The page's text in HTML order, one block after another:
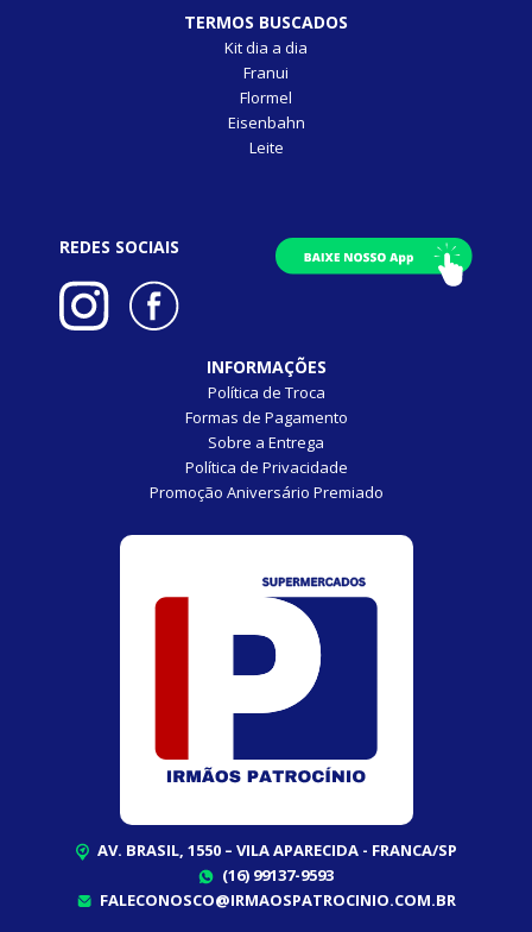
TERMOS BUSCADOS
Kit dia a dia
Franui
Flormel
Eisenbahn
Leite
REDES SOCIAIS
INFORMAÇÕES
Política de Troca
Formas de Pagamento
Sobre a Entrega
Política de Privacidade
Promoção Aniversário Premiado
AV. BRASIL, 1550 – VILA APARECIDA - FRANCA/SP
(16) 99137-9593
FALECONOSCO@IRMAOSPATROCINIO.COM.BR